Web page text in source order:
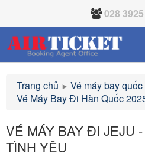
028
Trang chủ
Vé máy bay quốc
Vé Máy Bay Đi Hàn Quốc
VÉ MÁY BAY ĐI JEJU
TÌNH YÊU